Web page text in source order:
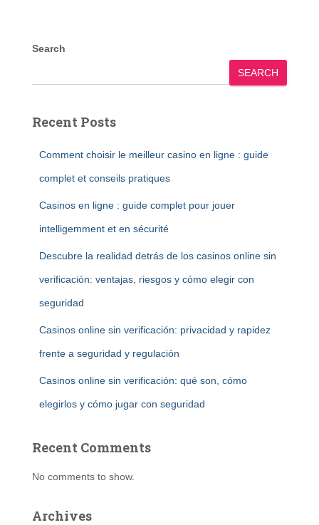
Search
SEARCH
Recent Posts
Comment choisir le meilleur casino en ligne : guide
complet et conseils pratiques
Casinos en ligne : guide complet pour jouer
intelligemment et en sécurité
Descubre la realidad detrás de los casinos online sin
verificación: ventajas, riesgos y cómo elegir con
seguridad
Casinos online sin verificación: privacidad y rapidez
frente a seguridad y regulación
Casinos online sin verificación: qué son, cómo
elegirlos y cómo jugar con seguridad
Recent Comments
No comments to show.
Archives